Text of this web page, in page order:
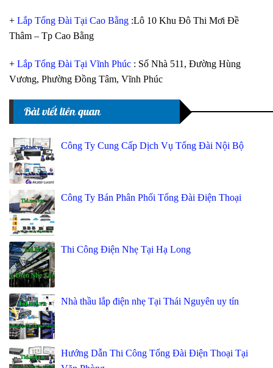
+ Lắp Tổng Đài Tại Cao Bằng :Lô 10 Khu Đô Thi Mơi Đề
Thâm – Tp Cao Bằng
+ Lắp Tổng Đài Tại Vĩnh Phúc : Số Nhà 511, Đường Hùng
Vương, Phường Đồng Tâm, Vĩnh Phúc
Bài viết liên quan
Công Ty Cung Cấp Dịch Vụ Tổng Đài Nội Bộ
Công Ty Bán Phân Phối Tổng Đài Điện Thoại
Thi Công Điện Nhẹ Tại Hạ Long
Nhà thầu lắp điện nhẹ Tại Thái Nguyên uy tín
Hướng Dẫn Thi Công Tổng Đài Điện Thoại Tại